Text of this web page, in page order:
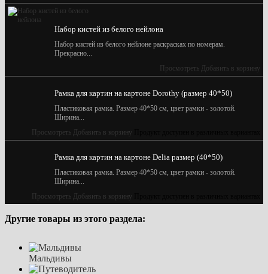
Набор кистей из белого нейлона
Набор кистей из белого нейлоне раскрасках по номерам.
Прекрасно...
Просмотреть Добавить в корзину
Рамка для картин на картоне Dorothy (размер 40*50)
Пластиковая рамка. Размер 40*50 см, цвет рамки - золотой.
Ширина...
Просмотреть Добавить в корзину
Рамка для картин на картоне Delia размер (40*50)
Пластиковая рамка. Размер 40*50 см, цвет рамки - золотой.
Ширина...
Просмотреть Добавить в корзину
Другие товары из этого раздела:
Мальдивы